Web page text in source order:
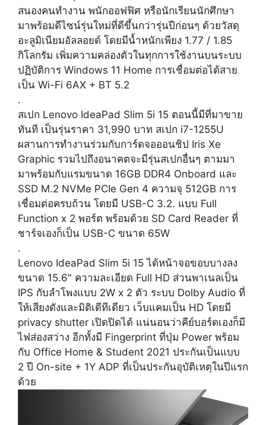
สนองคนทำงาน พนักออฟฟิศ หรือนักเรียนนักศึกษา
มาพร้อมดีไซน์รุ่นใหม่ที่ดีขึ้นกว่ารุ่นปีก่อนๆ ด้วยวัสดุ
อะลูมิเนียมอัลลอยด์ โดยมีน้ำหนักเพียง 1.77 / 1.85
กิโลกรัม เพิ่มความคล่องตัวในทุกการใช้งานบนระบบ
ปฏิบัติการ Windows 11 Home การเชื่อมต่อได้สาย
เป็น Wi-Fi 6AX + BT 5.2
.
สเปก Lenovo IdeaPad Slim 5i 15 ตอนนี้มีที่มาขาย
ทันที เป็นรุ่นราคา 31,990 บาท สเปก i7-1255U
ผสานการทำงานร่วมกับการ์ดจอออนชิป Iris Xe
Graphic รวมไปถึงอนาคตจะมีรุ่นสเปกอื่นๆ ตามมา
มาพร้อมกับแรมขนาด 16GB DDR4 Onboard และ
SSD M.2 NVMe PCIe Gen 4 ความจุ 512GB การ
เชื่อมต่อครบถ้วน โดยมี USB-C 3.2. แบบ Full
Function x 2 พอร์ต พร้อมด้วย SD Card Reader ที่
ชาร์จเองก็เป็น USB-C ขนาด 65W
.
Lenovo IdeaPad Slim 5i 15 ได้หน้าจอขอบบางลง
ขนาด 15.6″ ความละเอียด Full HD ส่วนพาเนลเป็น
IPS กับลำโพงแบบ 2W x 2 ตัว ระบบ Dolby Audio ที่
ให้เสียงดังและมิติเดีทีเดียว เว็บแคมเป็น HD โดยมี
privacy shutter เปิดปิดได้ แน่นอนว่าคีย์บอร์ดเองก็มี
ไฟส่องสว่าง อีกทั้งมี Fingerprint ที่ปุ่ม Power พร้อม
กับ Office Home & Student 2021 ประกันเป็นแบบ
2 ปี On-site + 1Y ADP ที่เป็นประกันอุบัติเหตุในปีแรก
ด้วย